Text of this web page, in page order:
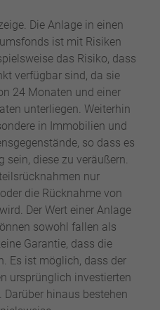
Die Anlage in einen
ist mit Risiken
das Risiko, dass
verfügbar sind, da sie
24 Monaten und einer
unterliegen. Weiterhin
in Immobilien und
so dass es
sein, diese zu veräußern.
nur
die Rücknahme von
Der Wert einer Anlage
sowohl fallen als
Garantie, dass die
Es ist möglich, dass der
ursprünglich investierten
hinaus bestehen